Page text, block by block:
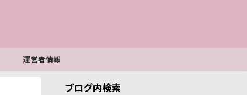
運営者情報
ブログ内検索